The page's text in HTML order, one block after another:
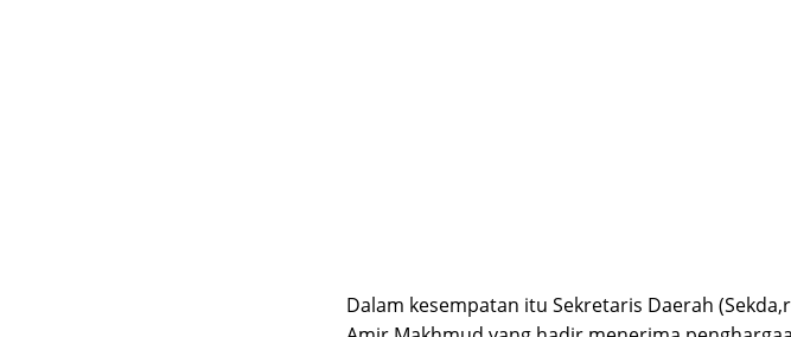
Dalam kesempatan itu Sekretaris Daerah